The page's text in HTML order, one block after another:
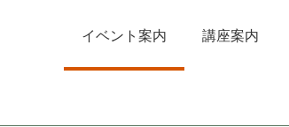
イベント案内 講座案内